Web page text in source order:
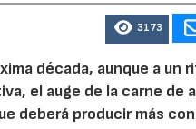
3173
década, aunque a un
el auge de la carne de
deberá producir más